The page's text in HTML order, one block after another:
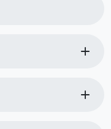
add
add